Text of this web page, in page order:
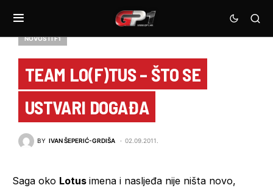
NOVOSTI F1
TEAM LO(F)TUS – ŠTO SE
USTVARI DOGAĐA
BY IVAN ŠEPERIĆ-GRDIŠA 02.09.2011.
Saga oko Lotus imena i nasljeđa nije ništa novo,